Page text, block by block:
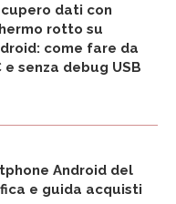
dati con
rotto su
come fare da
e senza debug USB
Android del
e guida acquisti